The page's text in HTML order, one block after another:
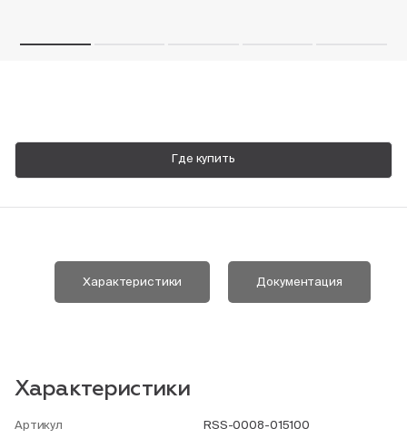
Где купить
Характеристики Документация
Характеристики
Артикул RSS-0008-015100